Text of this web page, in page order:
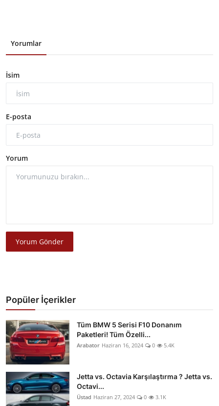
Yorumlar
İsim
E-posta
Yorum
Yorum Gönder
Popüler İçerikler
Tüm BMW 5 Serisi F10 Donanım
Paketleri! Tüm Özelli...
Arabator Haziran 16, 2024 0 5.4K
Jetta vs. Octavia Karşılaştırma ? Jetta vs.
Octavi...
Üstad Haziran 27, 2024 0 3.1K